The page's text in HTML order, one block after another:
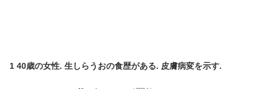
1 40歳の女性. 生しらうおの食歴がある. 皮膚病変を示す.